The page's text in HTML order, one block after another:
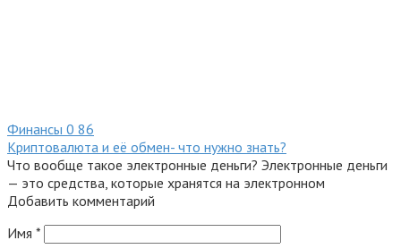
Финансы 0 86
Криптовалюта и её обмен- что нужно знать?
Что вообще такое электронные деньги? Электронные деньги
— это средства, которые хранятся на электронном
Добавить комментарий
Имя *